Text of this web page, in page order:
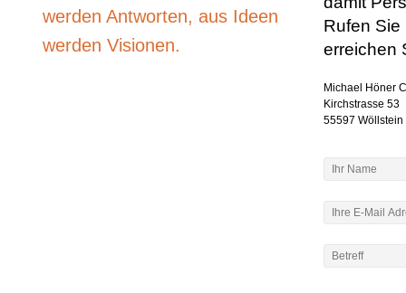
werden Antworten, aus Ideen
werden Visionen.
Rufen Sie
erreichen
Michael Höner
Kirchstrasse 53
55597 Wöllstein